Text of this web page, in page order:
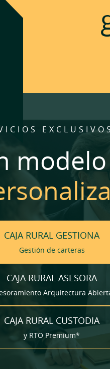
CAJA RURAL GESTIONA
Gestión de carteras
CAJA RURAL ASESORA
Arquitectura
CAJA RURAL CUSTODIA
y RTO Premium*